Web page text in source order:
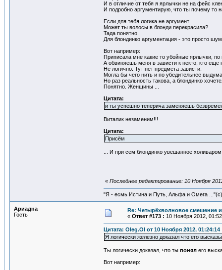
И в отличие от тебя я ярлычки не на фейс
И подробно аргументирую, что ты почему то
Если для тебя логика не аргумент ...
Может ты волосы в блонди перекрасила?
Тада понятно.
Для блондинко аргументация - это просто
Вот например:
Приписала мне какие то убойные ярлычки,
А обвиняешь меня в зависти к некто, кто еще
Не логично. Тут нет предмета зависти.
Могла бы чего нить и по убедительнее
Но раз реальность такова, а блондинко
Понятно. Женщины ...
Цитата:
и ты успешно теперича заменяешь
Виталик незаменим!!!
Цитата:
Присём
... И при сем блондинко увешанное
« Последнее редактирование: 10 Ноября
"Я - есмь Истина и Путь, Альфа и Омега ..."(с)
Ариадна
Гость
Re: Четырёхволновое смешение и
« Ответ #173 : 10 Ноября 2012,
Цитата: Oleg.Ol от 10 Ноября 2012, 01:24:14
Я логически железно доказал что его
Ты логически доказал, что ты понял его
Вот например: